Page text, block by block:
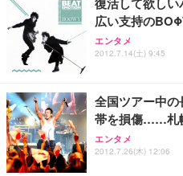
務用 おしゃれ パ
Sezlife オフィス
ワーク チェア 強
能 人間工学 椅子
務用 おしゃれ パ
ANDWINT オフィ
ッシュ 通気性 ラ
ス圧無段階昇降
【整備済み品】
ー フルHD（
ort/VGA スピーカ
【MiniLED/
HOOTER
グモニター QD
Smart Basic(スマ
限定】 Smart
超厚型 お徳用 ワ
アイリスオーヤマ
ュラー 200枚入【
広い支持の
エンタメ
2012.7.14(土) 9:45
全国ツアー中
帯を損傷……札
エンタメ
2012.7.26(木) 12:06